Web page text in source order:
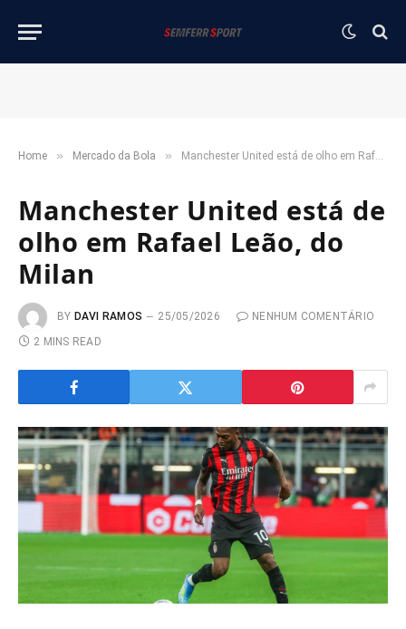
Home » Mercado da Bola » Manchester United está de olho em Rafael Leão, do Milan
Manchester United está de
olho em Rafael Leão, do
Milan
BY DAVI RAMOS 25/05/2026
NENHUM COMENTÁRIO
2 MINS READ